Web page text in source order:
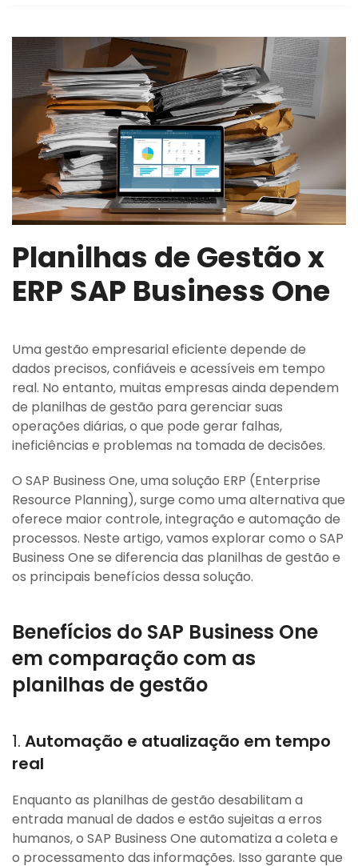
Planilhas de Gestão x
ERP SAP Business One
Uma gestão empresarial eficiente depende de
dados precisos, confiáveis ​​e acessíveis em tempo
real. No entanto, muitas empresas ainda dependem
de planilhas de gestão para gerenciar suas
operações diárias, o que pode gerar falhas,
ineficiências e problemas na tomada de decisões.
O SAP Business One, uma solução ERP (Enterprise
Resource Planning), surge como uma alternativa que
oferece maior controle, integração e automação de
processos. Neste artigo, vamos explorar como o SAP
Business One se diferencia das planilhas de gestão e
os principais benefícios dessa solução.
Benefícios do SAP Business One
em comparação com as
planilhas de gestão
1. Automação e atualização em tempo
real
Enquanto as planilhas de gestão desabilitam a
entrada manual de dados e estão sujeitas a erros
humanos, o SAP Business One automatiza a coleta e
o processamento das informações. Isso garante que